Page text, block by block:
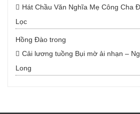
Hát Chầu Văn Nghĩa Mẹ Công Cha
Lọc
Hồng Đào trong
Cải lương tuồng Bụi mờ ải nhạn –
Long